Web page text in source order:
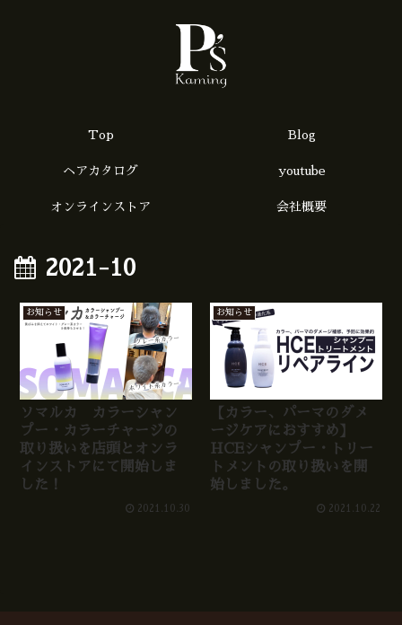
Top Blog
ヘアカタログ youtube
オンラインストア 会社概要
2021-10
お知らせ
ソマルカ カラーシャン
プー・カラーチャージの
取り扱いを店頭とオンラ
インストアにて開始しま
した！
2021.10.30
お知らせ
【カラー、パーマのダメ
ージケアにおすすめ】
HCEシャンプー・トリー
トメントの取り扱いを開
始しました。
2021.10.22